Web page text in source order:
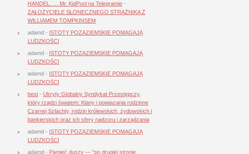
HANDEL. … Mr. KidPool na Telegramie -
ZAŁOŻYCIELE SŁONECZNEGO STRAŻNIKA Z
WILLIAMEM TOMPKINSEM
adamd - ISTOTY POZAZIEMSKIE POMAGAJĄ
LUDZKOŚCI
adamd - ISTOTY POZAZIEMSKIE POMAGAJĄ
LUDZKOŚCI
adamd - ISTOTY POZAZIEMSKIE POMAGAJĄ
LUDZKOŚCI
best - Ukryty Globalny Syndykat Przestępczy,
który rządzi światem: Klany i powiązania rodzinne
Czarnej Szlachty, rodzin królewskich, żydowskich i
bankierskich oraz ich sfery nadzoru i zarządzania
adamd - ISTOTY POZAZIEMSKIE POMAGAJĄ
LUDZKOŚCI
adamd - Pamięć duszy — “po drugiej stronie